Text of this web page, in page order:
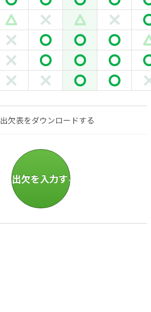
出欠表をダウンロードする